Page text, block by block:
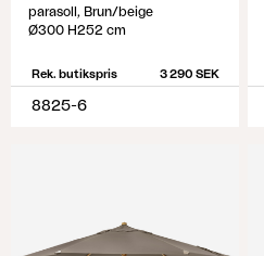
parasoll, Brun/beige
Ø300 H252 cm
Rek. butikspris 3 290 SEK
8825-6